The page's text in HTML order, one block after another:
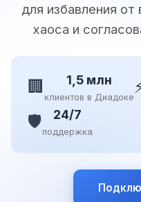
для избавления
хаоса и
🏢 1,5 млн
клиентов в Диадоке
🛡️ 24/7
поддержка